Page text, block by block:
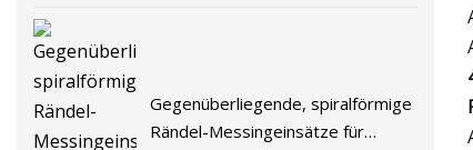
Gegenüberliegende, spiralförmige
Rändel-Messingeinsätze für